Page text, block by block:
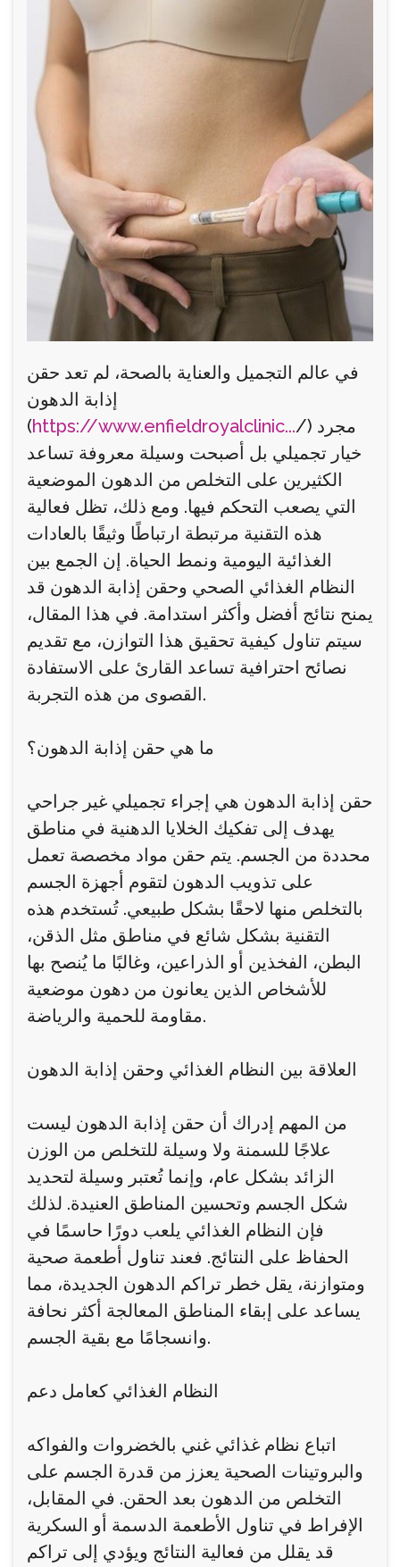
في عالم التجميل والعناية بالصحة، لم تعد حقن
إذابة الدهون
(https://www.enfieldroyalclinic.../) مجرد
خيار تجميلي بل أصبحت وسيلة معروفة تساعد
الكثيرين على التخلص من الدهون الموضعية
التي يصعب التحكم فيها. ومع ذلك، تظل فعالية
هذه التقنية مرتبطة ارتباطًا وثيقًا بالعادات
الغذائية اليومية ونمط الحياة. إن الجمع بين
النظام الغذائي الصحي وحقن إذابة الدهون قد
يمنح نتائج أفضل وأكثر استدامة. في هذا المقال،
سيتم تناول كيفية تحقيق هذا التوازن، مع تقديم
نصائح احترافية تساعد القارئ على الاستفادة
القصوى من هذه التجربة.
ما هي حقن إذابة الدهون؟
حقن إذابة الدهون هي إجراء تجميلي غير جراحي
يهدف إلى تفكيك الخلايا الدهنية في مناطق
محددة من الجسم. يتم حقن مواد مخصصة تعمل
على تذويب الدهون لتقوم أجهزة الجسم
بالتخلص منها لاحقًا بشكل طبيعي. تُستخدم هذه
التقنية بشكل شائع في مناطق مثل الذقن،
البطن، الفخذين أو الذراعين، وغالبًا ما يُنصح بها
للأشخاص الذين يعانون من دهون موضعية
مقاومة للحمية والرياضة.
العلاقة بين النظام الغذائي وحقن إذابة الدهون
من المهم إدراك أن حقن إذابة الدهون ليست
علاجًا للسمنة ولا وسيلة للتخلص من الوزن
الزائد بشكل عام، وإنما تُعتبر وسيلة لتحديد
شكل الجسم وتحسين المناطق العنيدة. لذلك
فإن النظام الغذائي يلعب دورًا حاسمًا في
الحفاظ على النتائج. فعند تناول أطعمة صحية
ومتوازنة، يقل خطر تراكم الدهون الجديدة، مما
يساعد على إبقاء المناطق المعالجة أكثر نحافة
وانسجامًا مع بقية الجسم.
النظام الغذائي كعامل دعم
اتباع نظام غذائي غني بالخضروات والفواكه
والبروتينات الصحية يعزز من قدرة الجسم على
التخلص من الدهون بعد الحقن. في المقابل،
الإفراط في تناول الأطعمة الدسمة أو السكرية
قد يقلل من فعالية النتائج ويؤدي إلى تراكم